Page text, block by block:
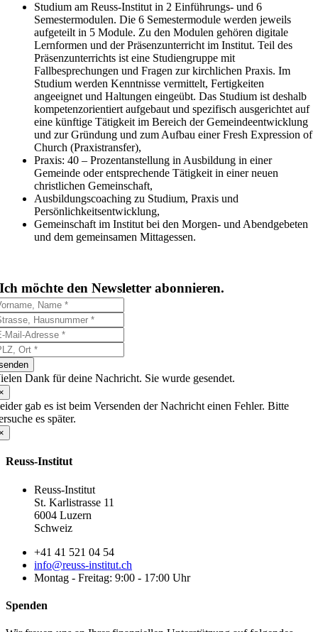
Studium am Reuss-Institut in 2 Einführungs- und 6
Semestermodulen. Die 6 Semestermodule werden jeweils
aufgeteilt in 5 Module. Zu den Modulen gehören digitale
Lernformen und der Präsenzunterricht im Institut. Teil des
Präsenzunterrichts ist eine Studiengruppe mit
Fallbesprechungen und Fragen zur kirchlichen Praxis. Im
Studium werden Kenntnisse vermittelt, Fertigkeiten
angeeignet und Haltungen eingeübt. Das Studium ist deshalb
kompetenzorientiert aufgebaut und spezifisch ausgerichtet auf
eine künftige Tätigkeit im Bereich der Gemeindeentwicklung
und zur Gründung und zum Aufbau einer Fresh Expression of
Church (Praxistransfer),
Praxis: 40 – Prozentanstellung in Ausbildung in einer
Gemeinde oder entsprechende Tätigkeit in einer neuen
christlichen Gemeinschaft,
Ausbildungscoaching zu Studium, Praxis und
Persönlichkeitsentwicklung,
Gemeinschaft im Institut bei den Morgen- und Abendgebeten
und dem gemeinsamen Mittagessen.
Ich möchte den Newsletter abonnieren.
Dank für deine Nachricht. Sie wurde gesendet.
gab es ist beim Versenden der Nachricht einen Fehler. Bitte
es später.
Reuss-Institut
Reuss-Institut
St. Karlistrasse 11
6004 Luzern
Schweiz
+41 41 521 04 54
info@reuss-institut.ch
Montag - Freitag: 9:00 - 17:00 Uhr
Spenden